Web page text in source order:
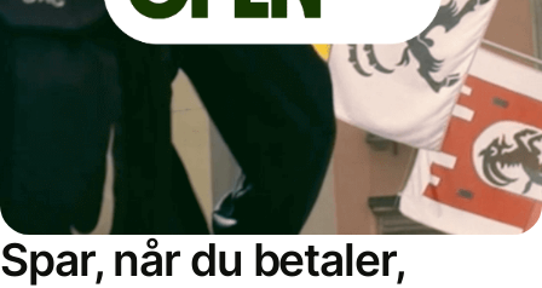
Spar, når du betaler,